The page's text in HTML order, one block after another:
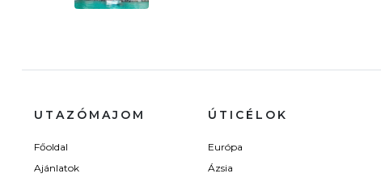
UTAZÓMAJOM
Főoldal
Ajánlatok
ÚTICÉLOK
Európa
Ázsia